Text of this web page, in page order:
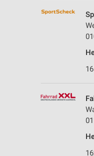
Verwendung
Verwendung genauer
Geräte anhand von
Notwendig